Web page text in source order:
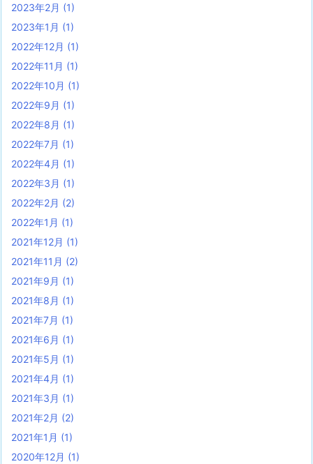
2023年2月 (1)
2023年1月 (1)
2022年12月 (1)
2022年11月 (1)
2022年10月 (1)
2022年9月 (1)
2022年8月 (1)
2022年7月 (1)
2022年4月 (1)
2022年3月 (1)
2022年2月 (2)
2022年1月 (1)
2021年12月 (1)
2021年11月 (2)
2021年9月 (1)
2021年8月 (1)
2021年7月 (1)
2021年6月 (1)
2021年5月 (1)
2021年4月 (1)
2021年3月 (1)
2021年2月 (2)
2021年1月 (1)
2020年12月 (1)